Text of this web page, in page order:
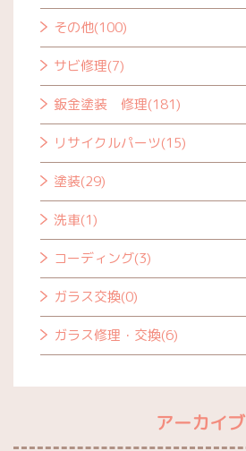
その他(100)
サビ修理(7)
鈑金塗装 修理(181)
リサイクルパーツ(15)
塗装(29)
洗車(1)
コーディング(3)
ガラス交換(0)
ガラス修理・交換(6)
アーカイブ